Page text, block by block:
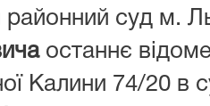
районний суд м.
останнє
Калини 74/20 в